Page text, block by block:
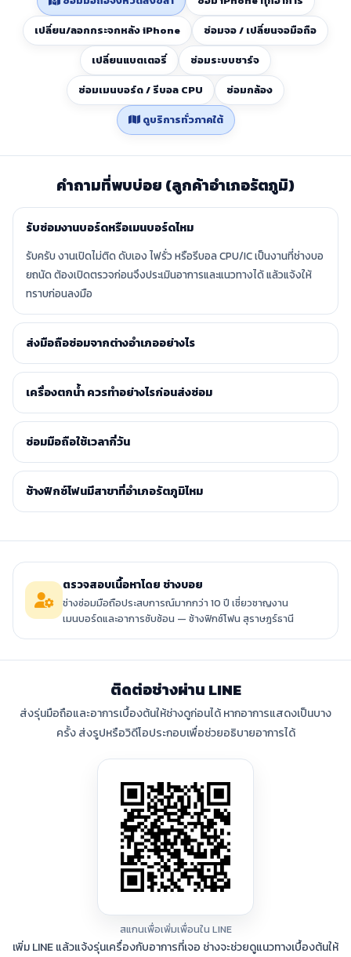
เปลี่ยน/ลอกกระจกหลัง iPhone
ซ่อมจอ / เปลี่ยนจอมือถือ
เปลี่ยนแบตเตอรี่
ซ่อมระบบชาร์จ
ซ่อมเมนบอร์ด / รีบอล CPU
ซ่อมกล้อง
ดูบริการทั่วภาคใต้
คำถามที่พบบ่อย (ลูกค้าอำเภอรัตภูมิ)
รับซ่อมงานบอร์ดหรือเมนบอร์ดไหม
รับครับ งานเปิดไม่ติด ดับเอง ไฟรั่ว หรือรีบอล CPU/IC เป็นงานที่ช่างบอ
ยถนัด ต้องเปิดตรวจก่อนจึงประเมินอาการและแนวทางได้ แล้วแจ้งให้
ทราบก่อนลงมือ
ส่งมือถือซ่อมจากต่างอำเภออย่างไร
เครื่องตกน้ำ ควรทำอย่างไรก่อนส่งซ่อม
ซ่อมมือถือใช้เวลากี่วัน
ช้างฟิกซ์โฟนมีสาขาที่อำเภอรัตภูมิไหม
ตรวจสอบเนื้อหาโดย ช่างบอย
ช่างซ่อมมือถือประสบการณ์มากกว่า 10 ปี เชี่ยวชาญงาน
เมนบอร์ดและอาการซับซ้อน — ช้างฟิกซ์โฟน สุราษฎร์ธานี
ติดต่อช่างผ่าน LINE
ส่งรุ่นมือถือและอาการเบื้องต้นให้ช่างดูก่อนได้ หากอาการแสดงเป็นบาง
ครั้ง ส่งรูปหรือวิดีโอประกอบเพื่อช่วยอธิบายอาการได้
สแกนเพื่อเพิ่มเพื่อนใน LINE
เพิ่ม LINE แล้วแจ้งรุ่นเครื่องกับอาการที่เจอ ช่างจะช่วยดูแนวทางเบื้องต้นให้